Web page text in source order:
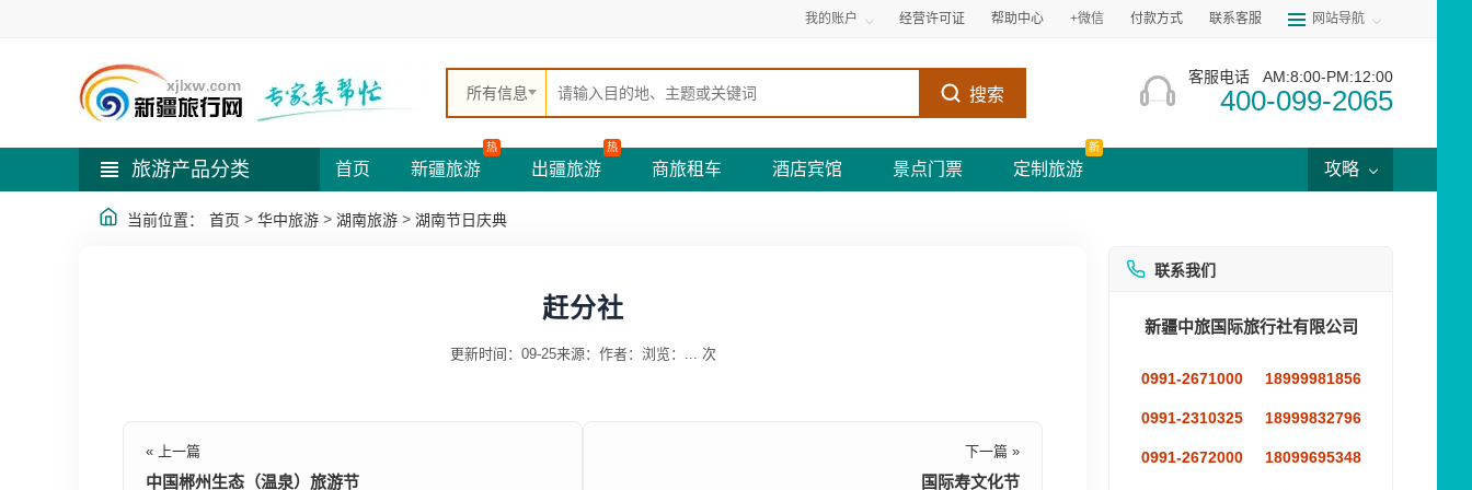
我的账户 经营许可证 帮助中心 +微信 付款方式 联系客服 网站导航
所有信息 搜索
客服电话 AM:8:00-PM:12:00
400-099-2065
旅游产品分类 首页 新疆旅游
热
出疆旅游
热
商旅租车 酒店宾馆 景点门票 定制旅游
新
攻略
当前位置： 首页 > 华中旅游 > 湖南旅游 > 湖南节日庆典
赶分社
更新时间：09-25来源： 作者： 浏览： ... 次
« 上一篇
中国郴州生态（温泉）旅游节
下一篇 »
国际寿文化节
联系我们
新疆中旅国际旅行社有限公司
0991-2671000 18999981856
0991-2310325 18999832796
0991-2672000 18099695348